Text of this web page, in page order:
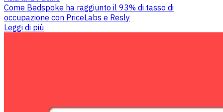
Come Bedspoke ha raggiunto il 93% di tasso di
occupazione con PriceLabs e Resly
Leggi di più